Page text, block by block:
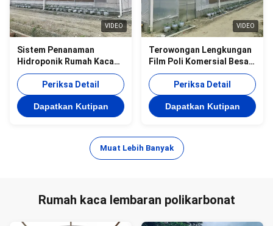
VIDEO
Sistem Penanaman
Hidroponik Rumah Kaca
Rumah Kaca Pertanian
Rumah Kaca Plastik
dengan Biaya Rendah
Periksa Detail
Dapatkan Kutipan
VIDEO
Terowongan Lengkungan
Film Poli Komersial Besar
Multispan Type Tomato
Hydroponics Greenhouse
Periksa Detail
Dapatkan Kutipan
Muat Lebih Banyak
Rumah kaca lembaran polikarbonat